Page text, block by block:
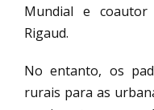
Mundial e
Rigaud.
No entanto, os
rurais para as